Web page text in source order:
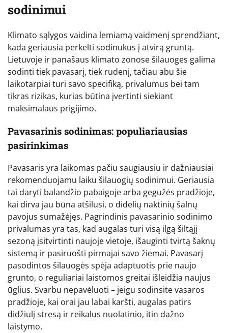
sodinimui
Klimato sąlygos vaidina lemiamą vaidmenį sprendžiant,
kada geriausia perkelti sodinukus į atvirą gruntą.
Lietuvoje ir panašaus klimato zonose šilauoges galima
sodinti tiek pavasarį, tiek rudenį, tačiau abu šie
laikotarpiai turi savo specifiką, privalumus bei tam
tikras rizikas, kurias būtina įvertinti siekiant
maksimalaus prigijimo.
Pavasarinis sodinimas: populiariausias
pasirinkimas
Pavasaris yra laikomas pačiu saugiausiu ir dažniausiai
rekomenduojamu laiku šilauogių sodinimui. Geriausia
tai daryti balandžio pabaigoje arba gegužės pradžioje,
kai dirva jau būna atšilusi, o didelių naktinių šalnų
pavojus sumažėjęs. Pagrindinis pavasarinio sodinimo
privalumas yra tas, kad augalas turi visą ilgą šiltąjį
sezoną įsitvirtinti naujoje vietoje, išauginti tvirtą šaknų
sistemą ir pasiruošti pirmajai savo žiemai. Pavasarį
pasodintos šilauogės spėja adaptuotis prie naujo
grunto, o reguliariai laistomos greitai išleidžia naujus
ūglius. Svarbu nepavėluoti – jeigu sodinsite vasaros
pradžioje, kai orai jau labai karšti, augalas patirs
didžiulį stresą ir reikalus nuolatinio, itin dažno
laistymo.